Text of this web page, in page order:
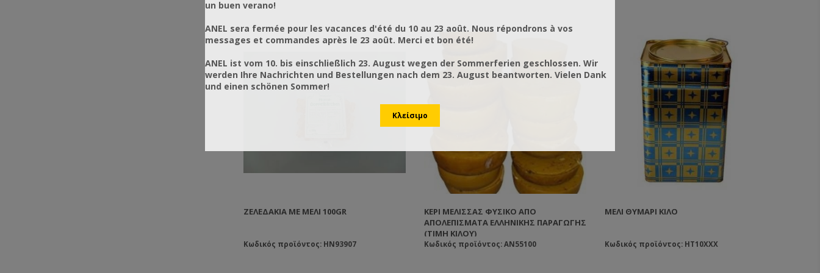
ΖΕΛΕΔΆΚΙΑ ΜΕ ΜΈΛΙ 100GR
Κωδικός προϊόντος: HN93907
ΚΕΡΊ ΜΈΛΙΣΣΑΣ ΦΥΣΙΚΌ ΑΠΌ
ΑΠΟΛΕΠΊΣΜΑΤΑ ΕΛΛΗΝΙΚΉΣ ΠΑΡΑΓΩΓΉΣ
(ΤΙΜΉ ΚΙΛΟΎ)
Κωδικός προϊόντος: AN55100
ΜΈΛΙ ΘΥΜΆΡΙ ΚΙΛΟ
Κωδικός προϊόντος: HT10XXX
un buen verano!
ANEL sera fermée pour les vacances d'été du 10 au 23 août. Nous répondrons à vos
messages et commandes après le 23 août. Merci et bon été!
ANEL ist vom 10. bis einschließlich 23. August wegen der Sommerferien geschlossen. Wir
werden Ihre Nachrichten und Bestellungen nach dem 23. August beantworten. Vielen Dank
und einen schönen Sommer!